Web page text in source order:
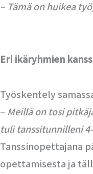
– Tämä on huikea
Eri ikäryhmien
Työskentely
– Meillä on tosi
tuli tanssitunnilleni
Tanssinopettajana
opettamisesta ja